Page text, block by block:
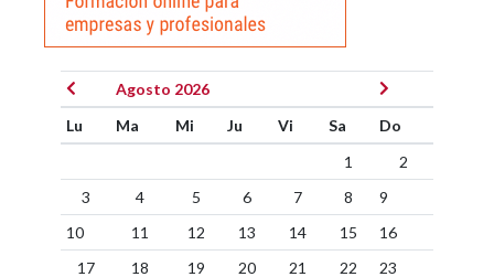
Agosto 2026
Lu
Ma Mi Ju Vi Sa
Do
1
2
3
4 5 6 7 8
9
10
11 12 13 14 15
16
17
18 19 20 21 22
23